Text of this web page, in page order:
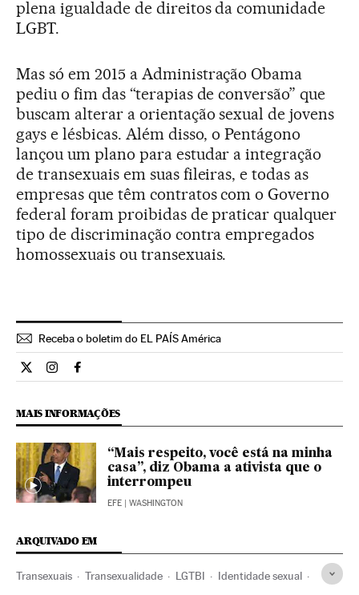
plena igualdade de direitos da comunidade
LGBT.
Mas só em 2015 a Administração Obama
pediu o fim das “terapias de conversão” que
buscam alterar a orientação sexual de jovens
gays e lésbicas. Além disso, o Pentágono
lançou um plano para estudar a integração
de transexuais em suas fileiras, e todas as
empresas que têm contratos com o Governo
federal foram proibidas de praticar qualquer
tipo de discriminação contra empregados
homossexuais ou transexuais.
Receba o boletim do EL PAÍS América
Internacional El País Brasil en Twitter
Internacional El País Brasil en Instagram
Internacional El País Brasil en Facebook
MAIS INFORMAÇÕES
“Mais respeito, você está na minha
casa”, diz Obama a ativista que o
interrompeu
EFE | WASHINGTON
ARQUIVADO EM
Transexuais Transexualidade LGTBI Identidade sexual